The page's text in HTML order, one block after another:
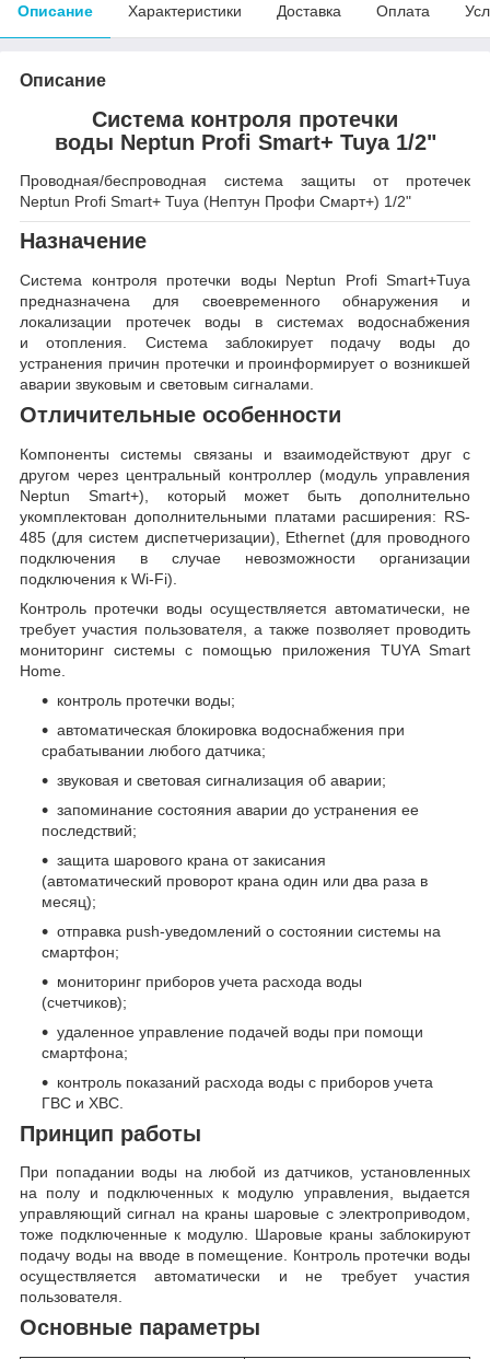
Описание Характеристики Доставка Оплата
Описание
Система контроля протечки
воды Neptun Profi Smart+ Tuya 1/2"
Проводная/беспроводная система защиты от протечек
Neptun Profi Smart+ Tuya (Нептун Профи Смарт+) 1/2"
Назначение
Система контроля протечки воды Neptun Profi Smart+Tuya
предназначена для своевременного обнаружения и
локализации протечек воды в системах водоснабжения
и отопления. Система заблокирует подачу воды до
устранения причин протечки и проинформирует о возникшей
аварии звуковым и световым сигналами.
Отличительные особенности
Компоненты системы связаны и взаимодействуют друг с
другом через центральный контроллер (модуль управления
Neptun Smart+), который может быть дополнительно
укомплектован дополнительными платами расширения: RS-
485 (для систем диспетчеризации), Ethernet (для проводного
подключения в случае невозможности организации
подключения к Wi-Fi).
Контроль протечки воды осуществляется автоматически, не
требует участия пользователя, а также позволяет проводить
мониторинг системы с помощью приложения TUYA Smart
Home.
контроль протечки воды;
автоматическая блокировка водоснабжения при
срабатывании любого датчика;
звуковая и световая сигнализация об аварии;
запоминание состояния аварии до устранения ее
последствий;
защита шарового крана от закисания
(автоматический проворот крана один или два раза в
месяц);
отправка push-уведомлений о состоянии системы на
смартфон;
мониторинг приборов учета расхода воды
(счетчиков);
удаленное управление подачей воды при помощи
смартфона;
контроль показаний расхода воды с приборов учета
ГВС и ХВС.
Принцип работы
При попадании воды на любой из датчиков, установленных
на полу и подключенных к модулю управления, выдается
управляющий сигнал на краны шаровые с электроприводом,
тоже подключенные к модулю. Шаровые краны заблокируют
подачу воды на вводе в помещение. Контроль протечки воды
осуществляется автоматически и не требует участия
пользователя.
Основные параметры